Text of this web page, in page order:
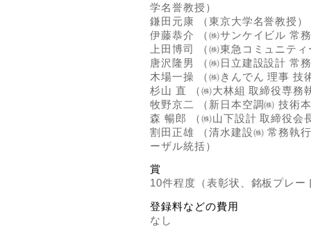
学名誉教授）
鎌田元康 （東京大学名誉教授）
伊藤恭介 （㈱サンケイビル 常
上田博司 （㈱東急コミュニテ
唐沢隆男 （㈱日立建設設計 常
木場一操 （㈱きんでん 理事 技
杉山 直 （㈱大林組 取締役専務
牧野京二 （新日本空調㈱ 技術
森 暢郎 （㈱山下設計 取締役会
割田正雄 （清水建設㈱ 常務執
ーザル統括）
賞
10件程度（表彰状、銘板プレー
登録料などの費用
なし